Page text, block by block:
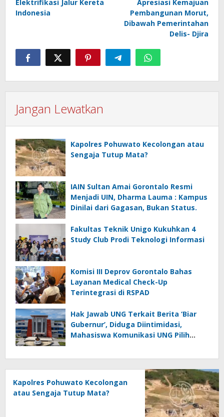
Elektrifikasi Jalur Kereta
Indonesia
Apresiasi Kemajuan
Pembangunan Morut,
Dibawah Pemerintahan
Delis- Djira
Jangan Lewatkan
Kapolres Pohuwato Kecolongan atau
Sengaja Tutup Mata?
IAIN Sultan Amai Gorontalo Resmi
Menjadi UIN, Dharma Lauma : Kampus
Dinilai dari Gagasan, Bukan Status.
Fakultas Teknik Unigo Kukuhkan 4
Study Club Prodi Teknologi Informasi
Komisi III Deprov Gorontalo Bahas
Layanan Medical Check-Up
Terintegrasi di RSPAD
Hak Jawab UNG Terkait Berita ‘Biar
Gubernur’, Diduga Diintimidasi,
Mahasiswa Komunikasi UNG Pilih
Kapolres Pohuwato Kecolongan
atau Sengaja Tutup Mata?